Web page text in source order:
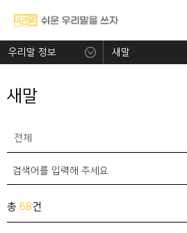
우리말 정보 새말
새말
전체
총 68건